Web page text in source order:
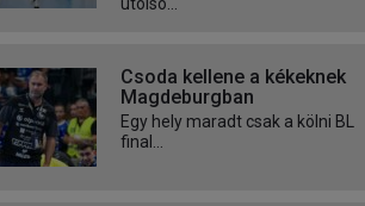
Csoda kellene a kékeknek
Magdeburgban
Egy hely maradt csak a kölni BL
final...